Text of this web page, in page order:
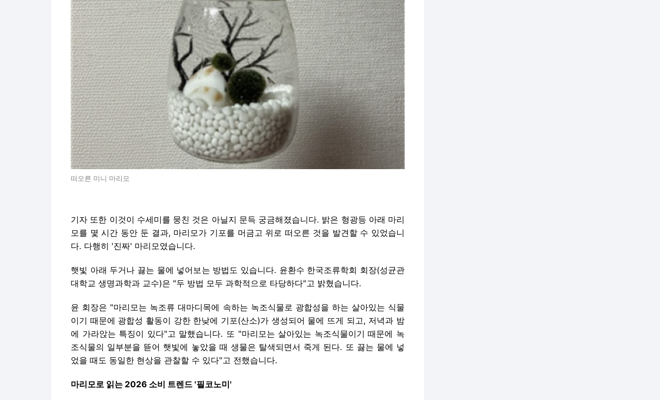
떠오른 미니 마리모
기자 또한 이것이 수세미를 뭉친 것은 아닐지 문득 궁금해졌습니다. 밝은 형광등 아래 마리
모를 몇 시간 동안 둔 결과, 마리모가 기포를 머금고 위로 떠오른 것을 발견할 수 있었습니
다. 다행히 '진짜' 마리모였습니다.
햇빛 아래 두거나 끓는 물에 넣어보는 방법도 있습니다. 윤환수 한국조류학회 회장(성균관
대학교 생명과학과 교수)은 "두 방법 모두 과학적으로 타당하다"고 밝혔습니다.
윤 회장은 "마리모는 녹조류 대마디목에 속하는 녹조식물로 광합성을 하는 살아있는 식물
이기 때문에 광합성 활동이 강한 한낮에 기포(산소)가 생성되어 물에 뜨게 되고, 저녁과 밤
에 가라앉는 특징이 있다"고 말했습니다. 또 "마리모는 살아있는 녹조식물이기 때문에 녹
조식물의 일부분을 뜯어 햇빛에 놓았을 때 생물은 탈색되면서 죽게 된다. 또 끓는 물에 넣
었을 때도 동일한 현상을 관찰할 수 있다"고 전했습니다.
마리모로 읽는 2026 소비 트렌드 '필코노미'